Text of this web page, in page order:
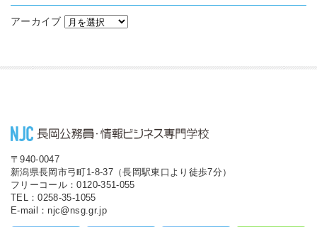
アーカイブ
〒940-0047
新潟県長岡市弓町1-8-37（長岡駅東口より徒歩7分）
フリーコール：0120-351-055
TEL：0258-35-1055
E-mail：njc@nsg.gr.jp